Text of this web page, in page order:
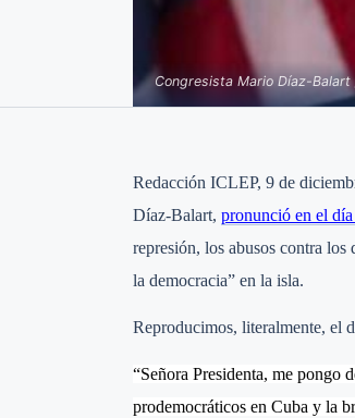
Congresista Mario Díaz-
Redacción ICLEP, 9 de
Díaz-Balart, pronunció en el
represión, los abusos contra
la democracia” en la isla.
Reproducimos, literalmente, el
“Señora Presidenta, me pongo
prodemocráticos en Cuba y la